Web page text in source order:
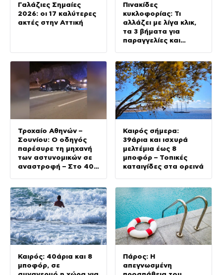
Γαλάζιες Σημαίες
2026: οι 17 καλύτερες
ακτές στην Αττική
Πινακίδες
κυκλοφορίας: Τι
αλλάζει με λίγα κλικ,
τα 3 βήματα για
παραγγελίες και
κυρώσεις για
παραβάσεις
Τροχαίο Αθηνών –
Σουνίου: Ο οδηγός
παρέσυρε τη μηχανή
των αστυνομικών σε
αναστροφή – Στο 401
Καιρός σήμερα:
39άρια και ισχυρά
μελτέμια έως 8
μποφόρ – Τοπικές
καταιγίδες στα ορεινά
Καιρός: 40άρια και 8
μποφόρ, σε
Πάρος: Η
απεγνωσμένη